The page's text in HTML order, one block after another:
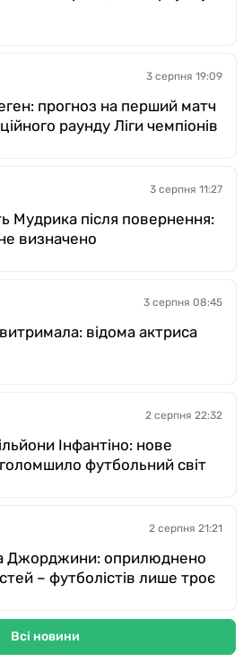
3 серпня 19:09
прогноз на перший матч
раунду Ліги чемпіонів
3 серпня 11:27
Мудрика після повернення:
визначено
3 серпня 08:45
відома актриса
2 серпня 22:32
Інфантіно: нове
футбольний світ
2 серпня 21:21
Джорджини: оприлюднено
– футболістів лише троє
Всі новини